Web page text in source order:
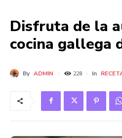
Disfruta de la
cocina gallega
By ADMIN 228 In